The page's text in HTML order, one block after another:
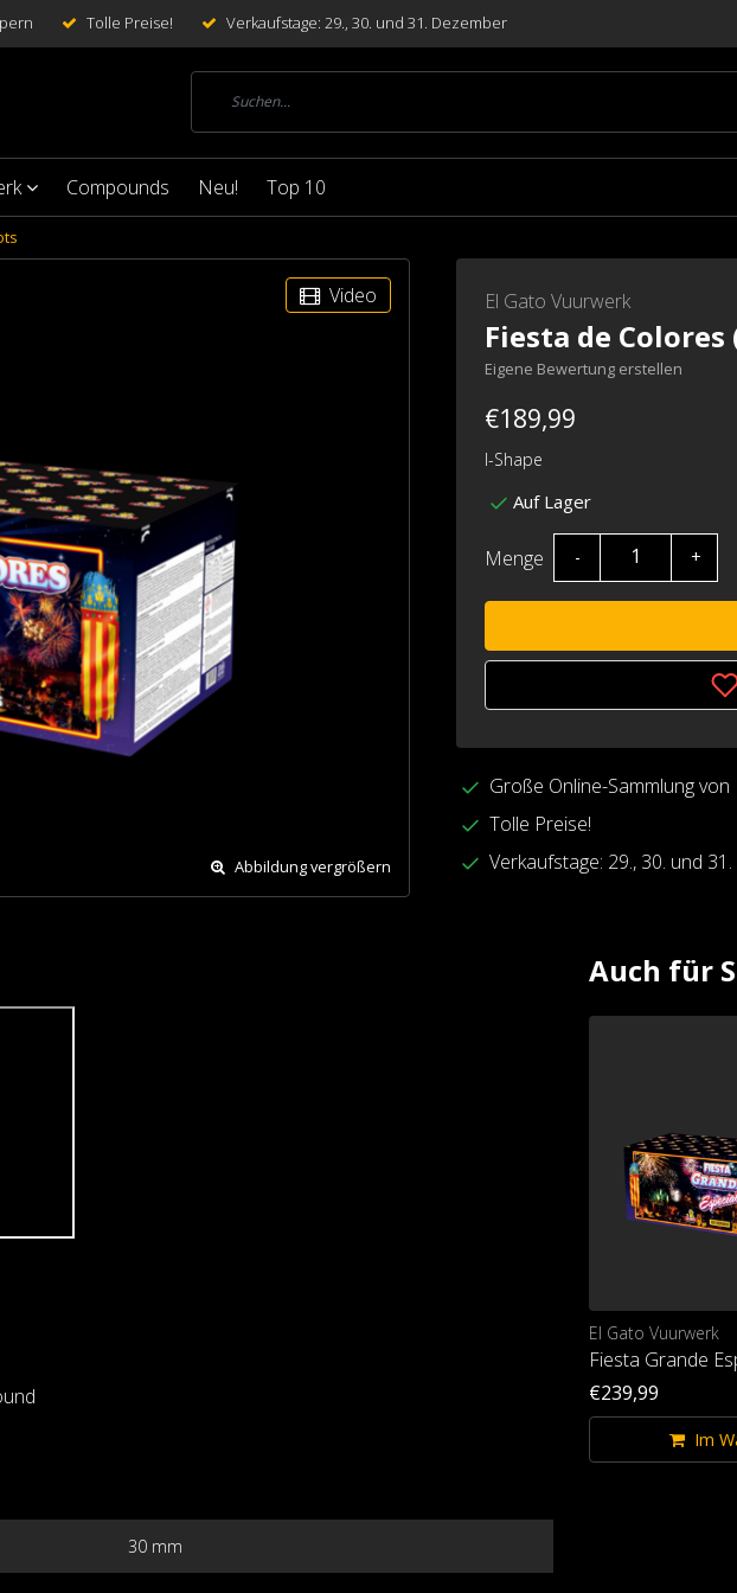
Tolle Preise! Verkaufstage: 29., 30. und 31. Dezember
Compounds Neu! Top 10
Video
Abbildung vergrößern
El Gato Vuurwerk
Fiesta de
Eigene Bewertung erstellen
€189,99
I-Shape
Auf Lager
Menge - +
Große Online-Sammlung
Tolle Preise!
Verkaufstage: 29., 30. und
30 mm
Auch für
Dorada (batch25)
El Gato Vuurwerk
Fiesta Grande
€239,99
Im